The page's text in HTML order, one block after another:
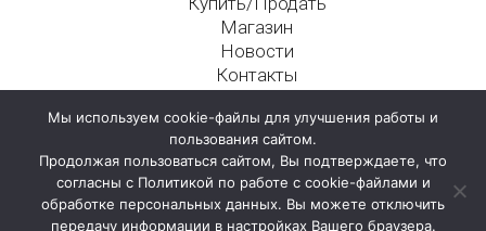
Магазин
Новости
Контакты
125009, г. Москва, Никитский пер., д. 4а, стр. 1
Мы используем cookie-файлы для улучшения работы и
пользования сайтом.
Продолжая пользоваться сайтом, Вы подтверждаете, что
согласны с Политикой по работе с cookie-файлами и
обработке персональных данных. Вы можете отключить
передачу информации в настройках Вашего браузера.